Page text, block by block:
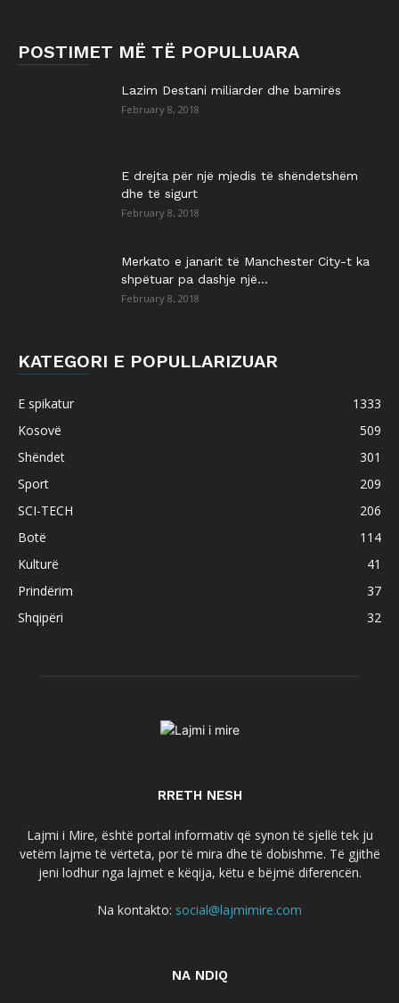
POSTIMET MË TË POPULLUARA
Lazim Destani miliarder dhe bamirës
February 8, 2018
E drejta për një mjedis të shëndetshëm
dhe të sigurt
February 8, 2018
Merkato e janarit të Manchester City-t ka
shpëtuar pa dashje një...
February 8, 2018
KATEGORI E POPULLARIZUAR
E spikatur
1333
Kosovë
509
Shëndet
301
Sport
209
SCI-TECH
206
Botë
114
Kulturë
41
Prindërim
37
Shqipëri
32
RRETH NESH
Lajmi i Mire, është portal informativ që synon të sjellë tek ju
vetëm lajme të vërteta, por të mira dhe të dobishme. Të gjithë
jeni lodhur nga lajmet e këqija, këtu e bëjmë diferencën.
Na kontakto: social@lajmimire.com
NA NDIQ